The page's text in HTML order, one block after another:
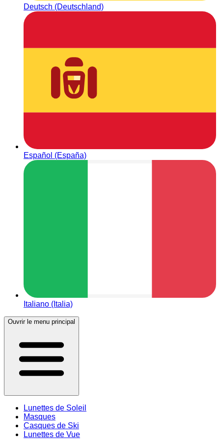
Deutsch (Deutschland)
Español (España)
Italiano (Italia)
Ouvrir le menu principal
Lunettes de Soleil
Masques
Casques de Ski
Lunettes de Vue